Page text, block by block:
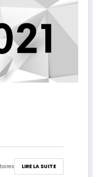
LIRE LA SUITE